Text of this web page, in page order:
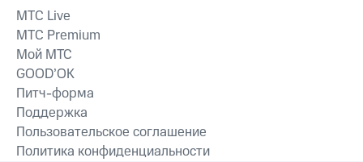
MTС Live
MTС Premium
Мой МТС
GOOD’OK
Питч-форма
Поддержка
Пользовательское соглашение
Политика конфиденциальности